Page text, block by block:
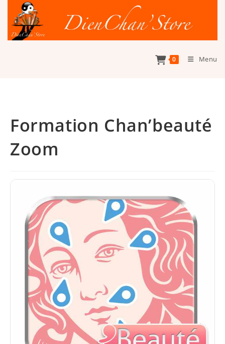
content
0 Menu
Formation Chan’beauté
Zoom